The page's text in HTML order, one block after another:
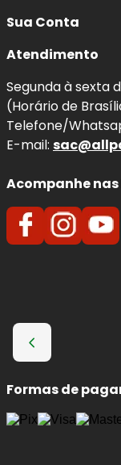
Sua Conta
Atendimento
Segunda à sexta
(Horário de
Telefone/
E-mail:
Acompanhe nas
Formas de